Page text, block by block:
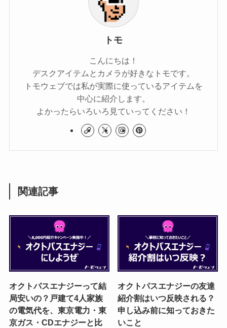
トモ
こんにちは！
デスクアイテムとカメラが好きなトモです。
トモウェブでは私が実際に使っているアイテムを
中心に紹介します。
よかったらいろいろ見ていってください！
関連記事
オクトパスエナジーって結
局安いの？戸建て4人家族
の電気代を、東京電力・東
京ガス・CDエナジーと比
オクトパスエナジーの友達
紹介割はいつ反映される？
申し込み前に知っておきた
いこと